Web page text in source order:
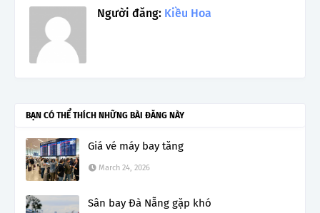
Người đăng: Kiều Hoa
BẠN CÓ THỂ THÍCH NHỮNG BÀI ĐĂNG NÀY
Giá vé máy bay tăng
March 24, 2026
Sân bay Đà Nẵng gặp khó